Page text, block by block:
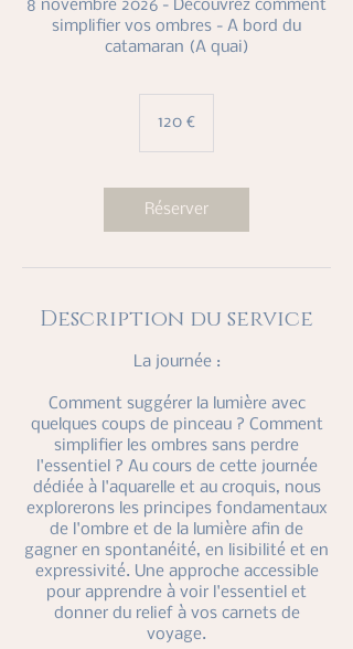
8 novembre 2026 - Découvrez comment
simplifier vos ombres - A bord du
catamaran (A quai)
120 €
Réserver
Description du service
La journée :
Comment suggérer la lumière avec
quelques coups de pinceau ? Comment
simplifier les ombres sans perdre
l'essentiel ? Au cours de cette journée
dédiée à l'aquarelle et au croquis, nous
explorerons les principes fondamentaux
de l'ombre et de la lumière afin de
gagner en spontanéité, en lisibilité et en
expressivité. Une approche accessible
pour apprendre à voir l'essentiel et
donner du relief à vos carnets de
voyage.